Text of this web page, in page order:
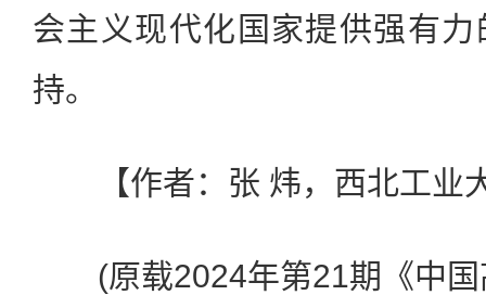
会主义现代化国家提供强有
持。
【作者：张 炜，西北工业
(原载2024年第21期《中国